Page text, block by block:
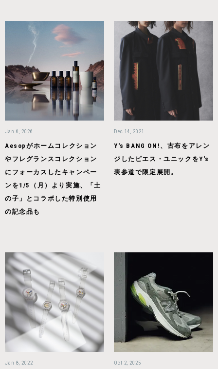
Jan 6, 2026
Aesopがホームコレクション
やフレグランスコレクション
にフォーカスしたキャンペー
ンを1/5（月）より実施、「土
の子」とコラボした特別使用
の記念品も
Dec 14, 2021
Y's BANG ON!、古布をアレン
ジしたピエス・ユニックをY's
表参道で限定展開。
Jan 8, 2022 Oct 2, 2025